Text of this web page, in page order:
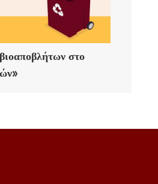
στο